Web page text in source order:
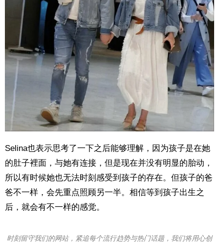
Selina也表示思考了一下之后能够理解，因为孩子是在她
的肚子裡面，与她有连接，但是现在并没有明显的胎动，
所以有时候她也无法时刻感受到孩子的存在。但孩子的爸
爸不一样，会先重点照顾另一半。相信等到孩子出生之
后，就会有不一样的感觉。
时刻留守我们的网站，紧追每个流行趋势与热门话题，我们将用心创